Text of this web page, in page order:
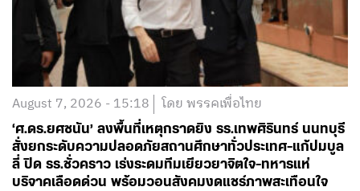
August 7, 2026 - 15:18 โดย พรรคเพื่อไทย
‘ศ.ดร.ยศชนัน’ ลงพื้นที่เหตุกราดยิง รร.เทพศิรินทร์ นนทบุรี
สั่งยกระดับความปลอดภัยสถานศึกษาทั่วประเทศ-แก้ปมบูล
ลี่ ปิด รร.ชั่วคราว เร่งระดมทีมเยียวยาจิตใจ-ทหารแห่
บริจาคเลือดด่วน พร้อมวอนสังคมงดแชร์ภาพสะเทือนใจ